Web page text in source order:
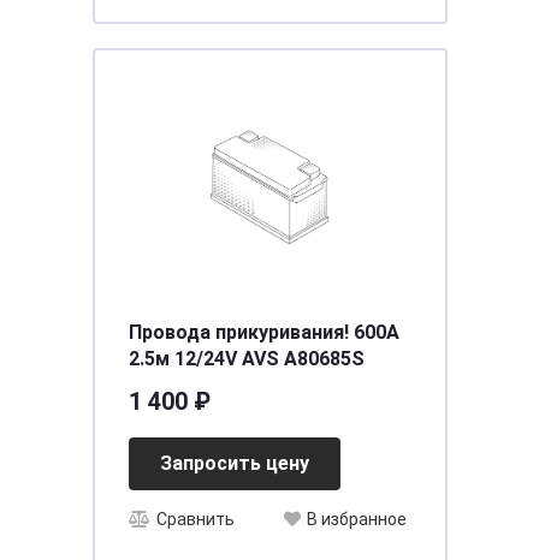
Провода прикуривания! 600А
2.5м 12/24V AVS A80685S
1 400 ₽
Запросить цену
Сравнить В избранное